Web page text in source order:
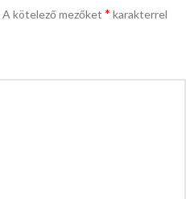
A kötelező mezőket * karakterrel